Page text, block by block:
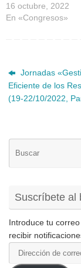
16 octubre, 2022
En «Congresos»
Jornadas
Eficiente de los
(19-22/10/2022,
Suscríbete al
Introduce tu
recibir